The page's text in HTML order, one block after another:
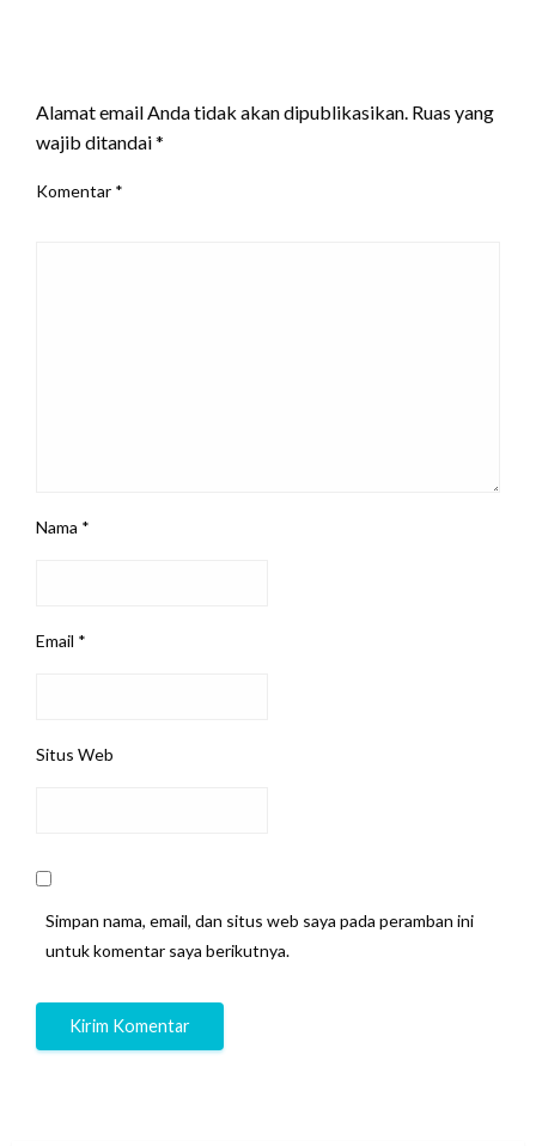
Alamat email Anda tidak akan dipublikasikan. Ruas yang
wajib ditandai*
Komentar *
Nama *
Email *
Situs Web
Simpan nama, email, dan situs web saya pada peramban ini
untuk komentar saya berikutnya.